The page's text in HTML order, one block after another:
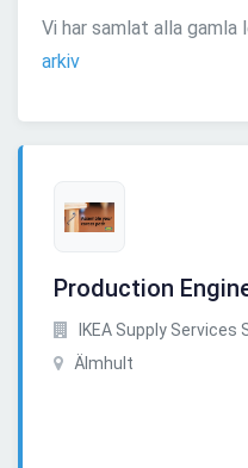
Vi har samlat alla gamla
arkiv
Production
IKEA Supply Services
Älmhult